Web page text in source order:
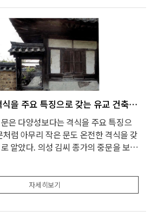
다양성보다 격식을 주요 특징으로 갖는 유교 건축의 문
은 다양성보다는 격식을 주요 특징으
럼 아무리 작은 문도 온전한 격식을 갖
알았다. 의성 김씨 종가의 중문을 보
겨우 지나갈 크기지만 문지방 문틀 지
었다. 어떤 경우라도 선비는 항상 의관을
것과 같은 이치이다. 이렇게 격식을 갖추
의 큰 몸집과도
자세히보기